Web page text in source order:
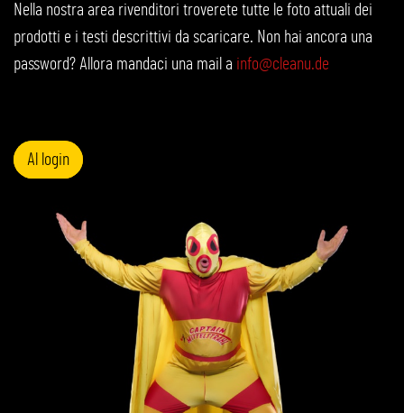
Nella nostra area rivenditori troverete tutte le foto attuali dei
prodotti e i testi descrittivi da scaricare. Non hai ancora una
password? Allora mandaci una mail a info@cleanu.de
Al login